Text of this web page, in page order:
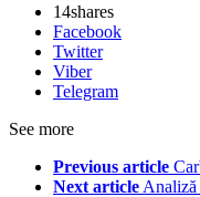
14shares
Facebook
Twitter
Viber
Telegram
See more
Previous article
Next article Analiză